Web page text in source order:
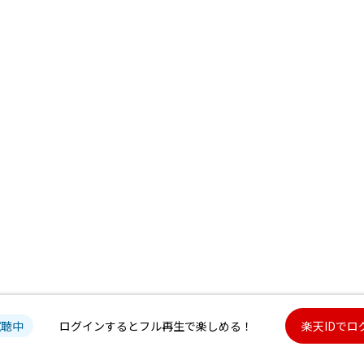
中 ログインするとフル再生で楽しめる！ 楽天IDでロ